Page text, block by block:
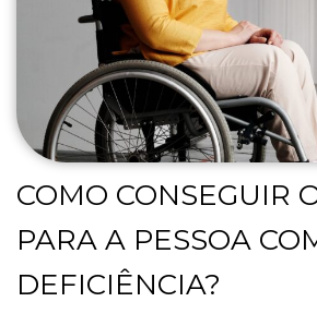
COMO CONSEGUIR
PARA A PESSOA
DEFICIÊNCIA?